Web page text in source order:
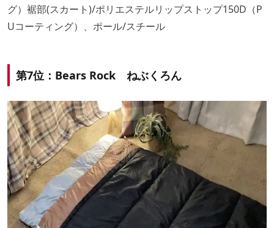
グ）裾部(スカート)/ポリエステルリップストップ150D（P
Uコーティング）、ポール/スチール
第7位：Bears Rock ねぶくろん